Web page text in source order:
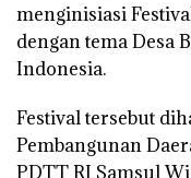
menginisiasi
dengan tema Desa
Indonesia.
Festival tersebut
Pembangunan
PDTT RI Samsul